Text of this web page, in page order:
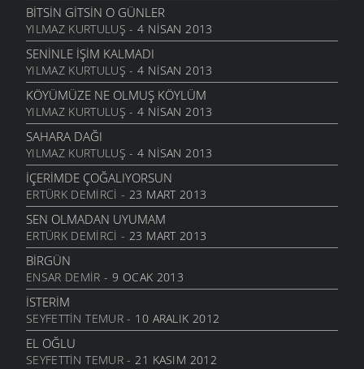
6 MART 2006
NATAŞA
6 MART 2006
ACABA
6 MART 2006
DOLUDUR
6 MART 2006
DAHASI VAR
6 MART 2006
ÖĞRETMENI GÖR
6 MART 2006
ÇORUH
6 MART 2006
SANA MUHTACIM
6 MART 2006
KALMADI
6 MART 2006
DÖRT İŞLEM
BITSIN GITSIN O GÜNLER
YILMAZ KURTULUŞ - 4 NISAN 2013
SENINLE İŞIM KALMADI
YILMAZ KURTULUŞ - 4 NISAN 2013
KÖYÜMÜZE NE OLMUŞ KÖYLÜM
YILMAZ KURTULUŞ - 4 NISAN 2013
SAHARA DAĞI
YILMAZ KURTULUŞ - 4 NISAN 2013
İÇERIMDE ÇOĞALIYORSUN
ERTÜRK DEMIRCI - 23 MART 2013
SEN OLMADAN UYUMAM
ERTÜRK DEMIRCI - 23 MART 2013
BIRGÜN
ENSAR DEMIR - 9 OCAK 2013
İSTERIM
SEYFETTIN TEMUR- 10 ARALIK 2012
EL OĞLU
SEYFETTIN TEMUR- 21 KASIM 2012